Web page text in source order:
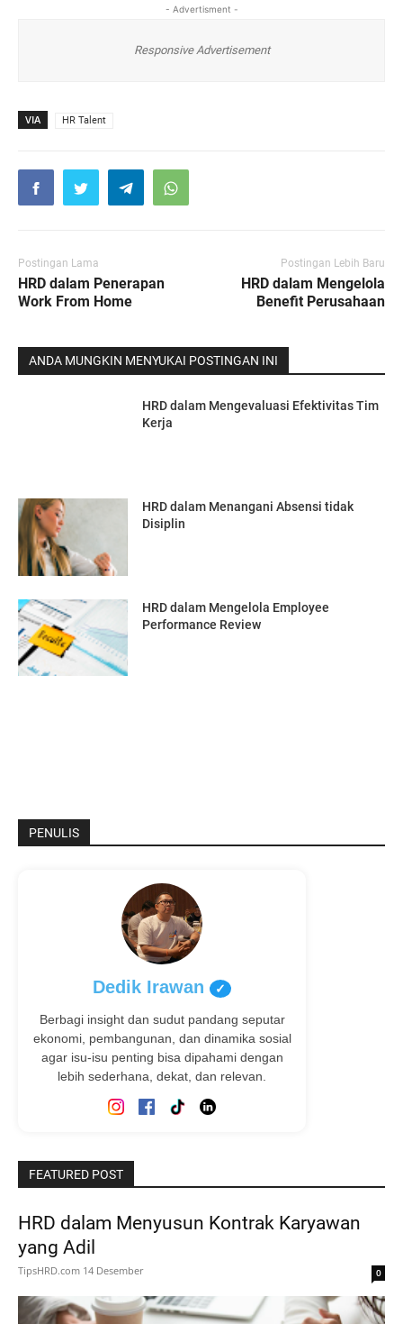
- Advertisment -
Responsive Advertisement
VIA HR Talent
Postingan Lama
HRD dalam Penerapan
Work From Home
Postingan Lebih Baru
HRD dalam Mengelola
Benefit Perusahaan
ANDA MUNGKIN MENYUKAI POSTINGAN INI
HRD dalam Mengevaluasi Efektivitas Tim
Kerja
HRD dalam Menangani Absensi tidak
Disiplin
HRD dalam Mengelola Employee
Performance Review
PENULIS
Dedik Irawan ✓
Berbagi insight dan sudut pandang seputar
ekonomi, pembangunan, dan dinamika sosial
agar isu-isu penting bisa dipahami dengan
lebih sederhana, dekat, dan relevan.
FEATURED POST
HRD dalam Menyusun Kontrak Karyawan
yang Adil
TipsHRD.com 14 Desember 0